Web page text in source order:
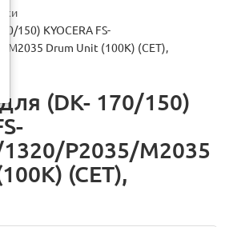
150) KYOCERA FS-
M2035 Drum Unit (100K) (CET),
(DK- 170/150)
P2035/M2035
(CET),